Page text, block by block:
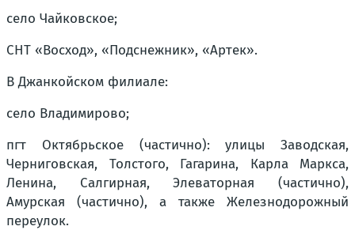
село Чайковское;
СНТ «Восход», «Подснежник», «Артек».
В Джанкойском филиале:
село Владимирово;
пгт Октябрьское (частично): улицы Заводская,
Черниговская, Толстого, Гагарина, Карла Маркса,
Ленина, Салгирная, Элеваторная (частично),
Амурская (частично), а также Железнодорожный
переулок.